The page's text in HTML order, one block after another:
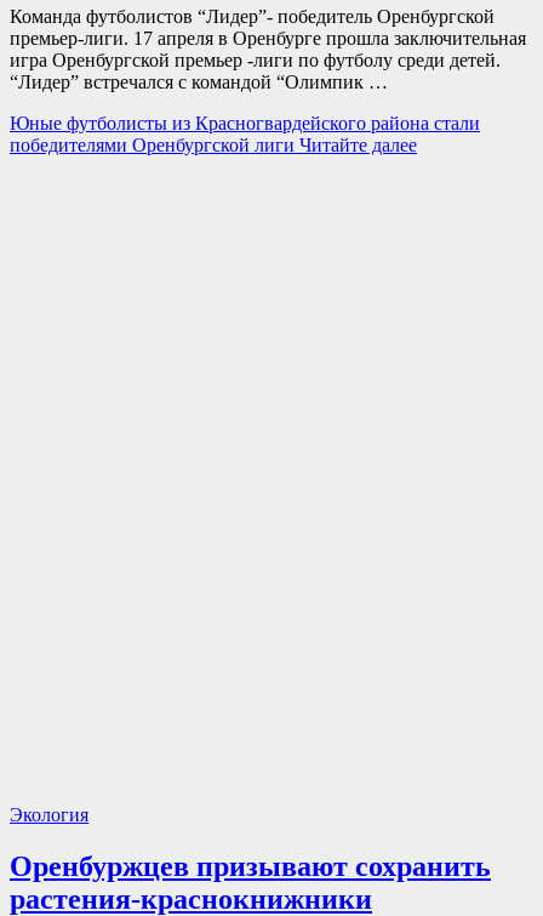
Команда футболистов “Лидер”- победитель Оренбургской
премьер-лиги. 17 апреля в Оренбурге прошла заключительная
игра Оренбургской премьер -лиги по футболу среди детей.
“Лидер” встречался с командой “Олимпик …
Юные футболисты из Красногвардейского района стали
победителями Оренбургской лиги Читайте далее
Экология
Оренбуржцев призывают сохранить
растения-краснокнижники